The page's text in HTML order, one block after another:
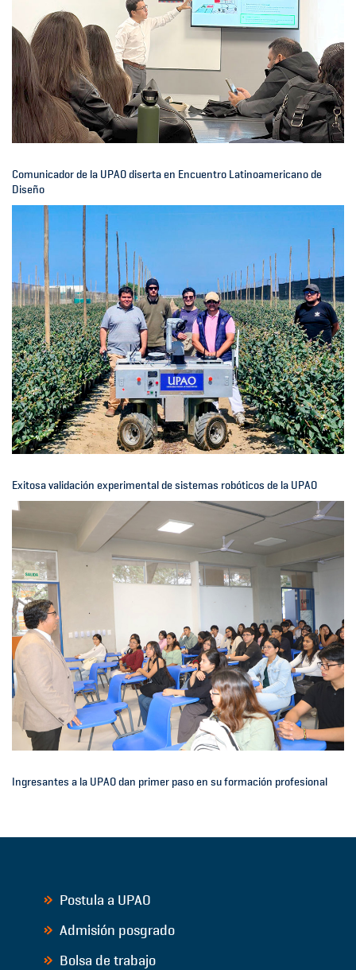
Comunicador de la UPAO diserta en Encuentro Latinoamericano de
Diseño
Exitosa validación experimental de sistemas robóticos de la UPAO
Ingresantes a la UPAO dan primer paso en su formación profesional
Postula a UPAO
Admisión posgrado
Bolsa de trabajo